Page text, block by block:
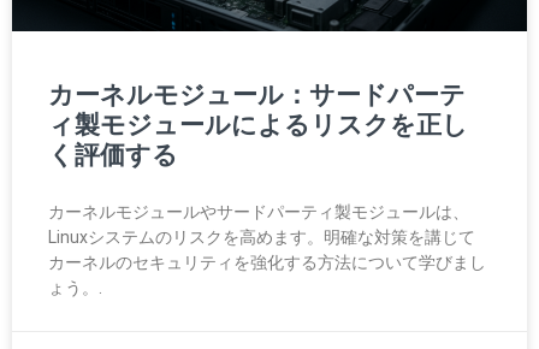
カーネルモジュール：サードパーテ
ィ製モジュールによるリスクを正し
く評価する
カーネルモジュールやサードパーティ製モジュールは、
Linuxシステムのリスクを高めます。明確な対策を講じて
カーネルのセキュリティを強化する方法について学びまし
ょう。.